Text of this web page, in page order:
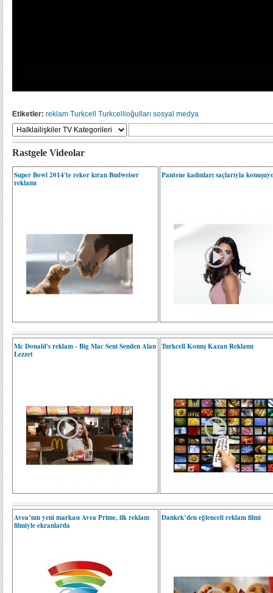
Etiketler: reklam Turkcell Turkcellioğulları sosyal medya
Rastgele Videolar
Super Bowl 2014'te rekor kıran Budweiser
reklamı
Pantene kadınları saçlarıyla
Mc Donald's reklam - Big Mac Seni Senden Alan
Lezzet
Turkcell Konuş Kazan Reklamı
Avea’nın yeni markası Avea Prime, ilk reklam
filmiyle ekranlarda
Dankek’den eğlenceli reklam filmi